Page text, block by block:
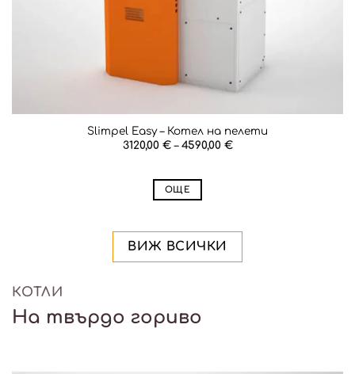
Slimpel Easy – Котел на пелети
3120,00 € – 4590,00 €Price
ОЩЕ
ВИЖ ВСИЧКИ
КОТЛИ
На твърдо гориво